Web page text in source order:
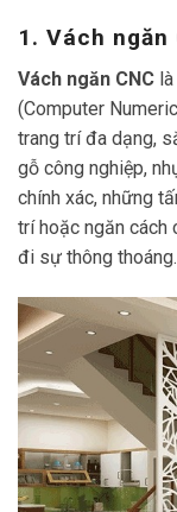
1. Vách ngăn
Vách ngăn CNC
(Computer
trang trí đa dạng,
gỗ công nghiệp,
chính xác, những
trí hoặc ngăn cách
đi sự thông thoáng.